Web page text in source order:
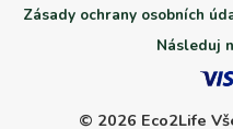
Zásady ochrany osobních
Následuj
© 2026 Eco2Life